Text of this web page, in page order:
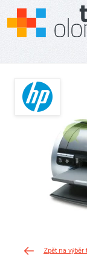
Zpět na výběr